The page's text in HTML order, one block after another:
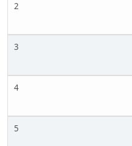
2
3
4
5